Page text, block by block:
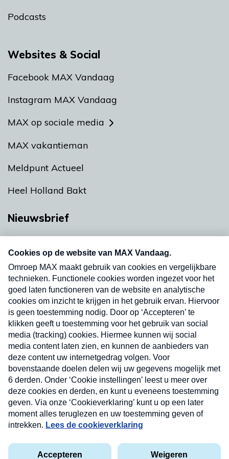
Podcasts
Websites & Social
Facebook MAX Vandaag
Instagram MAX Vandaag
MAX op sociale media
MAX vakantieman
Meldpunt Actueel
Heel Holland Bakt
Nieuwsbrief
nieuwsbrief. Elke vrijdag- en dinsdagochtend in
uw mailbox.
Verzend
Privacyverklaring
Cookieverklaring
Nieuwsbrief
Neem hier een gratis abonnement op onze
nieuwsbrief. Elke vrijdag- en dinsdagochtend in uw